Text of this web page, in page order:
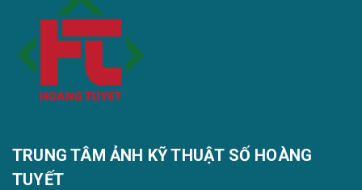
TRUNG TÂM ẢNH KỸ THUẬT SỐ HOÀNG
TUYẾT